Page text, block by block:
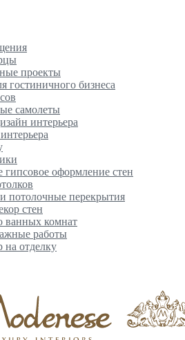
проекты
гостиничного бизнеса
самолеты
интерьера
гипсовое оформление стен
потолочные перекрытия
стен
ванных комнат
работы
на отделку